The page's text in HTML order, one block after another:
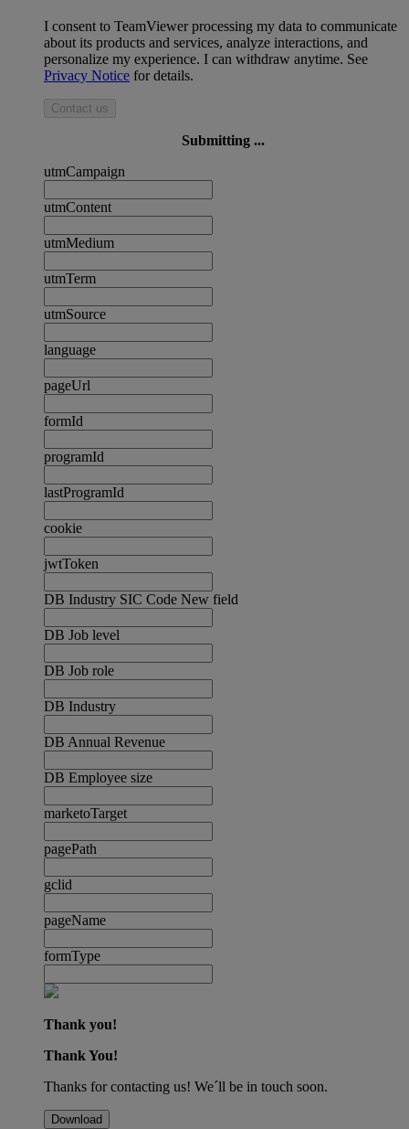
I consent to TeamViewer processing my data to communicate
about its products and services, analyze interactions, and
personalize my experience. I can withdraw anytime. See
Privacy Notice for details.
Contact us
Submitting ...
utmCampaign
utmContent
utmMedium
utmTerm
utmSource
language
pageUrl
formId
programId
lastProgramId
cookie
jwtToken
DB Industry SIC Code New field
DB Job level
DB Job role
DB Industry
DB Annual Revenue
DB Employee size
marketoTarget
pagePath
gclid
pageName
formType
Thank you!
Thank You!
Thanks for contacting us! We´ll be in touch soon.
Download